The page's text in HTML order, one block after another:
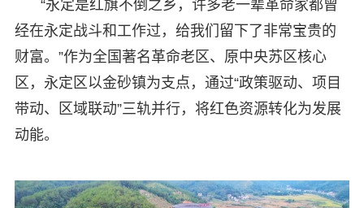
“永定是红旗不倒之乡，许多老一辈革命家都曾
经在永定战斗和工作过，给我们留下了非常宝贵的
财富。”作为全国著名革命老区、原中央苏区核心
区，永定区以金砂镇为支点，通过“政策驱动、项目
带动、区域联动”三轨并行，将红色资源转化为发展
动能。